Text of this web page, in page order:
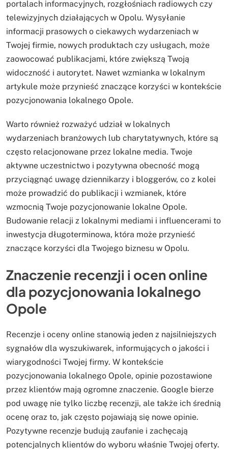
portalach informacyjnych, rozgłośniach radiowych czy
telewizyjnych działających w Opolu. Wysyłanie
informacji prasowych o ciekawych wydarzeniach w
Twojej firmie, nowych produktach czy usługach, może
zaowocować publikacjami, które zwiększą Twoją
widoczność i autorytet. Nawet wzmianka w lokalnym
artykule może przynieść znaczące korzyści w kontekście
pozycjonowania lokalnego Opole.
Warto również rozważyć udział w lokalnych
wydarzeniach branżowych lub charytatywnych, które są
często relacjonowane przez lokalne media. Twoje
aktywne uczestnictwo i pozytywna obecność mogą
przyciągnąć uwagę dziennikarzy i bloggerów, co z kolei
może prowadzić do publikacji i wzmianek, które
wzmocnią Twoje pozycjonowanie lokalne Opole.
Budowanie relacji z lokalnymi mediami i influencerami to
inwestycja długoterminowa, która może przynieść
znaczące korzyści dla Twojego biznesu w Opolu.
Znaczenie recenzji i ocen online
dla pozycjonowania lokalnego
Opole
Recenzje i oceny online stanowią jeden z najsilniejszych
sygnałów dla wyszukiwarek, informujących o jakości i
wiarygodności Twojej firmy. W kontekście
pozycjonowania lokalnego Opole, opinie pozostawione
przez klientów mają ogromne znaczenie. Google bierze
pod uwagę nie tylko liczbę recenzji, ale także ich średnią
ocenę oraz to, jak często pojawiają się nowe opinie.
Pozytywne recenzje budują zaufanie i zachęcają
potencjalnych klientów do wyboru właśnie Twojej oferty.